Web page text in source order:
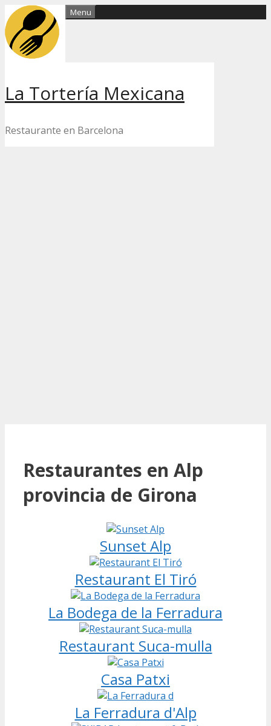
Skip
to
content
La Tortería Mexicana
Restaurante en Barcelona
Menu
Restaurantes en Alp
provincia de Girona
Sunset Alp
Restaurant El Tiró
La Bodega de la Ferradura
Restaurant Suca-mulla
Casa Patxi
La Ferradura d'Alp